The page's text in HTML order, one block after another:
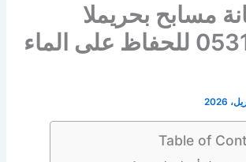
مسابح بحريملا
0531346451 للحفاظ على الماء
Table of